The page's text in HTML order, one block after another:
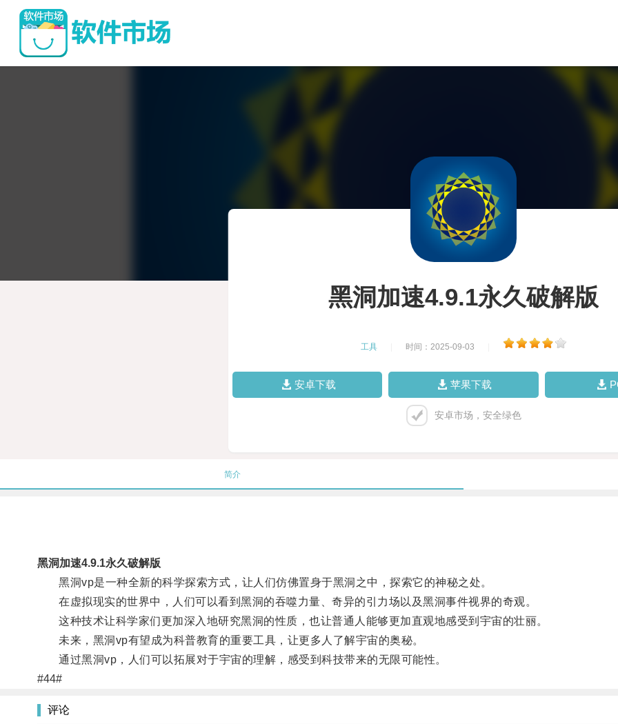
黑洞加速4.9.1永久破解版
工具 时间：2025-09-03
安卓下载 苹果下载
安卓市场，安全绿色
简介
黑洞加速4.9.1永久破解版
黑洞vp是一种全新的科学探索方式，让人们仿佛置身于黑洞之中，探索它的神秘之处。
在虚拟现实的世界中，人们可以看到黑洞的吞噬力量、奇异的引力场以及黑洞事件视界的奇观。
这种技术让科学家们更加深入地研究黑洞的性质，也让普通人能够更加直观地感受到宇宙的壮丽。
未来，黑洞vp有望成为科普教育的重要工具，让更多人了解宇宙的奥秘。
通过黑洞vp，人们可以拓展对于宇宙的理解，感受到科技带来的无限可能性。
#44#
评论